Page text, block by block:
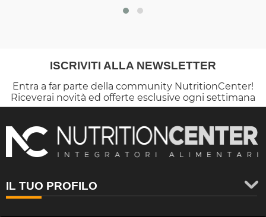
ISCRIVITI ALLA NEWSLETTER
Entra a far parte della community NutritionCenter!
Riceverai novità ed offerte esclusive ogni settimana
IL TUO PROFILO